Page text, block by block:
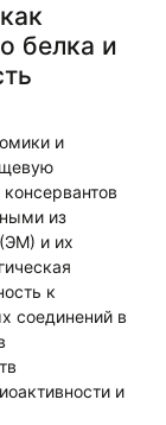
белка и
и
из
и их
к
соединений в
и